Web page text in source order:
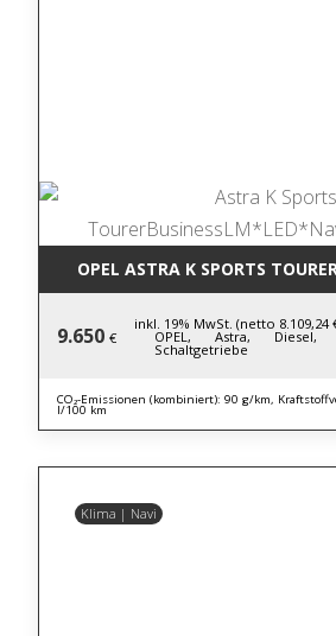
OPEL ASTRA K SPORTS
9.650 €
inkl. 19% MwSt. (netto 8.109,24
OPEL, Astra, Diesel,
Schaltgetriebe
CO₂-Emissionen (kombiniert): 90 g/km,
l/100 km
Klima | Navi